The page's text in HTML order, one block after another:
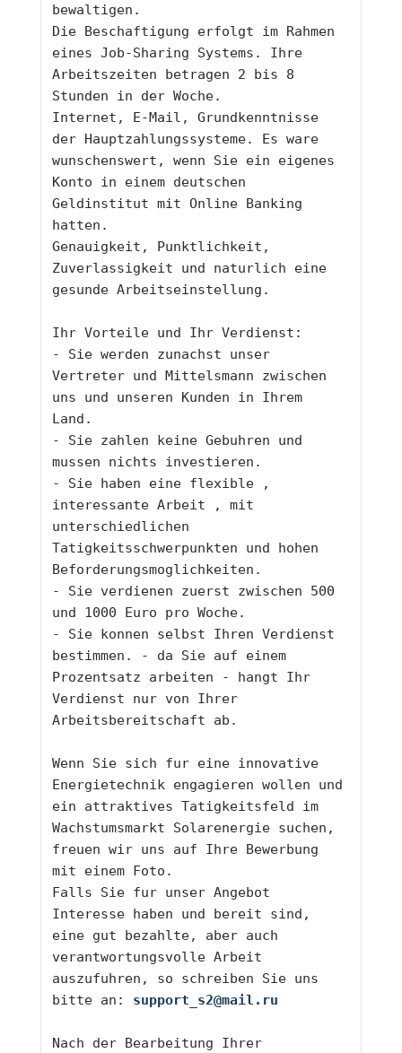
bewaltigen.
Die Beschaftigung erfolgt im Rahmen
eines Job-Sharing Systems. Ihre
Arbeitszeiten betragen 2 bis 8
Stunden in der Woche.
Internet, E-Mail, Grundkenntnisse
der Hauptzahlungssysteme. Es ware
wunschenswert, wenn Sie ein eigenes
Konto in einem deutschen
Geldinstitut mit Online Banking
hatten.
Genauigkeit, Punktlichkeit,
Zuverlassigkeit und naturlich eine
gesunde Arbeitseinstellung.
Ihr Vorteile und Ihr Verdienst:
- Sie werden zunachst unser
Vertreter und Mittelsmann zwischen
uns und unseren Kunden in Ihrem
Land.
- Sie zahlen keine Gebuhren und
mussen nichts investieren.
- Sie haben eine flexible ,
interessante Arbeit , mit
unterschiedlichen
Tatigkeitsschwerpunkten und hohen
Beforderungsmoglichkeiten.
- Sie verdienen zuerst zwischen 500
und 1000 Euro pro Woche.
- Sie konnen selbst Ihren Verdienst
bestimmen. - da Sie auf einem
Prozentsatz arbeiten - hangt Ihr
Verdienst nur von Ihrer
Arbeitsbereitschaft ab.
Wenn Sie sich fur eine innovative
Energietechnik engagieren wollen und
ein attraktives Tatigkeitsfeld im
Wachstumsmarkt Solarenergie suchen,
freuen wir uns auf Ihre Bewerbung
mit einem Foto.
Falls Sie fur unser Angebot
Interesse haben und bereit sind,
eine gut bezahlte, aber auch
verantwortungsvolle Arbeit
auszufuhren, so schreiben Sie uns
bitte an: support_s2@mail.ru
Nach der Bearbeitung Ihrer